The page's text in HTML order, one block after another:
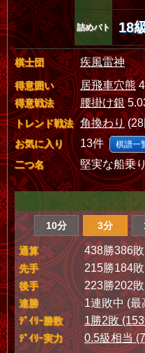
詰めバト 18
棋士団 疾風雷神
得意囲い 居飛車穴熊
得意戦法 腰掛け銀
トレンド戦法 角換わり(28
お気に入り 13件 棋譜一
二つ名 堅実な船乗
10分 3分
通算 438勝386
先手 215勝184
後手 223勝202
連勝 1連敗中 (最
ﾃﾞｲﾘｰ勝数 1勝2敗
ﾃﾞｲﾘｰ実力 0.5級相当